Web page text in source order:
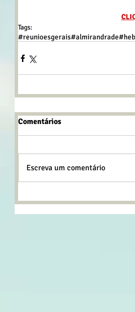
Tags:
#reunioesgerais#almirandrade
Comentários
Escreva um comentário